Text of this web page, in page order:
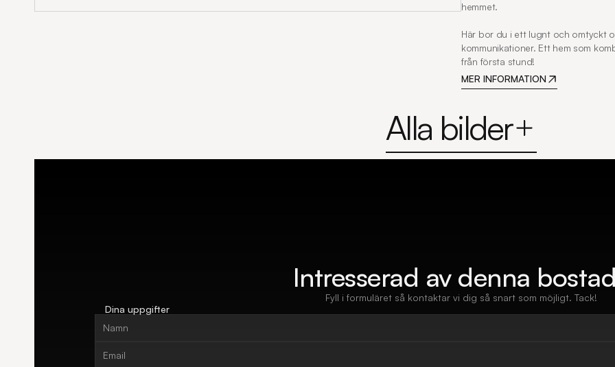
hemmet.
Här bor du i ett lugnt och omtyckt
kommunikationer. Ett hem som
från första stund!
MER INFORMATION
Alla bilder
Intresserad av denna
Fyll i formuläret så kontaktar vi dig så snart som möjligt. Tack!
Dina uppgifter